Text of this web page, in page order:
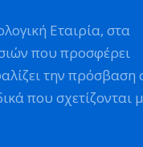
Εταιρία, στα
που προσφέρει
την πρόσβαση
που σχετίζονται